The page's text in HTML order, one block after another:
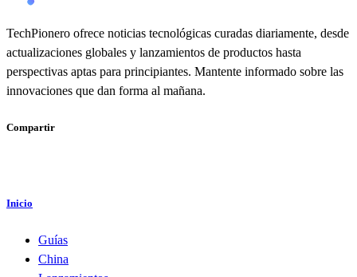
TechPionero ofrece noticias tecnológicas curadas diariamente, desde
actualizaciones globales y lanzamientos de productos hasta
perspectivas aptas para principiantes. Mantente informado sobre las
innovaciones que dan forma al mañana.
Compartir
Inicio
Guías
China